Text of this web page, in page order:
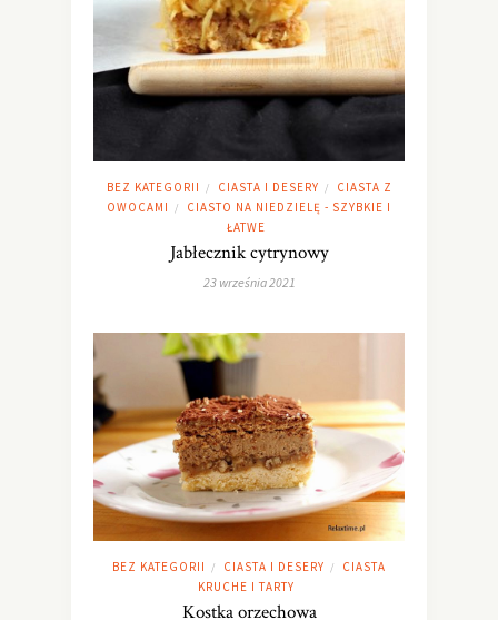
BEZ KATEGORII / CIASTA I DESERY /
CIASTA Z
OWOCAMI
/
CIASTO NA NIEDZIELĘ - SZYBKIE I
ŁATWE
Jabłecznik cytrynowy
23 września 2021
BEZ KATEGORII / CIASTA I DESERY /
CIASTA
KRUCHE I TARTY
Kostka orzechowa